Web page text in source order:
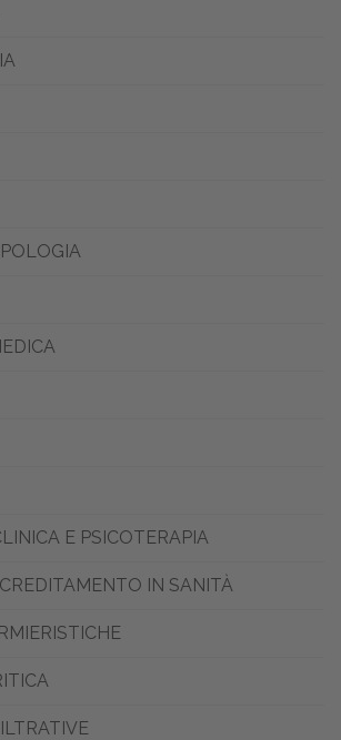
E PSICOTERAPIA
IN SANITÀ